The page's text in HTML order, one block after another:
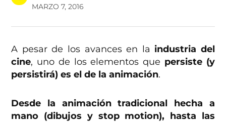
MARZO 7, 2016
A pesar de los avances en la industria del
cine, uno de los elementos que persiste (y
persistirá) es el de la animación.
Desde la animación tradicional hecha a
mano (dibujos y stop motion), hasta las